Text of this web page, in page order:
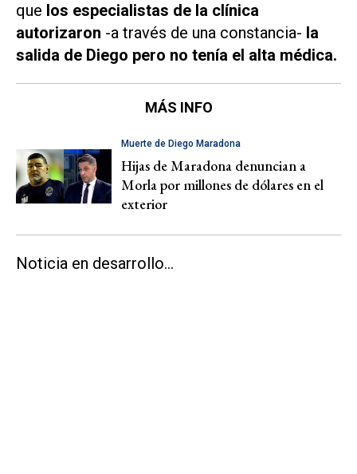
que los especialistas de la clínica
autorizaron -a través de una constancia- la
salida de Diego pero no tenía el alta médica.
MÁS INFO
Muerte de Diego Maradona
Hijas de Maradona denuncian a
Morla por millones de dólares en el
exterior
Noticia en desarrollo...